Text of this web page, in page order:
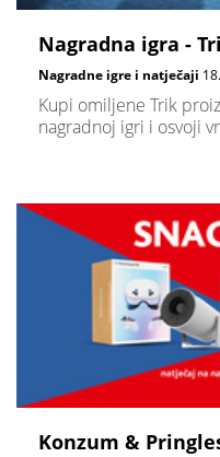
Nagradna igra -
Nagradne igre i natječaji
Kupi omiljene Trik
nagradnoj igri i osvoji
Konzum &